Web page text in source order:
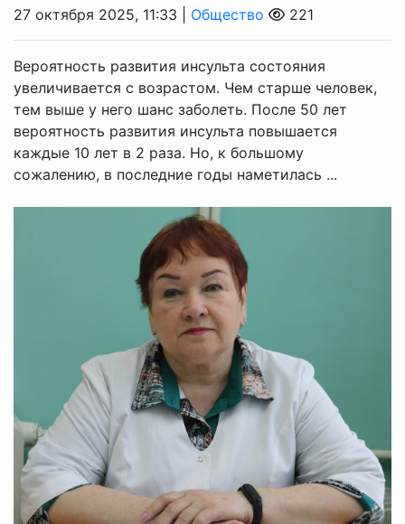
27 октября 2025, 11:33 | Общество 221
Вероятность развития инсульта состояния
увеличивается с возрастом. Чем старше человек,
тем выше у него шанс заболеть. После 50 лет
вероятность развития инсульта повышается
каждые 10 лет в 2 раза. Но, к большому
сожалению, в последние годы наметилась ...